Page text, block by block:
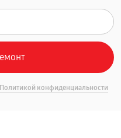
Политикой конфиденциальности